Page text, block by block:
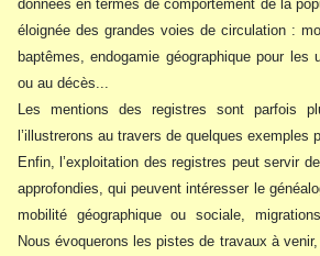
données en termes de comportement de la
éloignée des grandes voies de circulation :
baptêmes, endogamie géographique pour les
ou au décès...
Les mentions des registres sont parfois
l’illustrerons au travers de quelques exemples
Enfin, l’exploitation des registres peut servir
approfondies, qui peuvent intéresser le
mobilité géographique ou sociale,
Nous évoquerons les pistes de travaux à